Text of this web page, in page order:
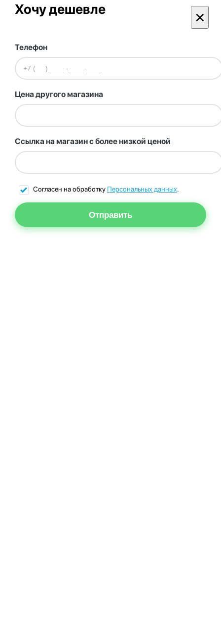
Хочу дешевле ×
Телефон
Цена другого магазина
Ссылка на магазин с более низкой ценой
Согласен на обработку Персональных данных.
Отправить